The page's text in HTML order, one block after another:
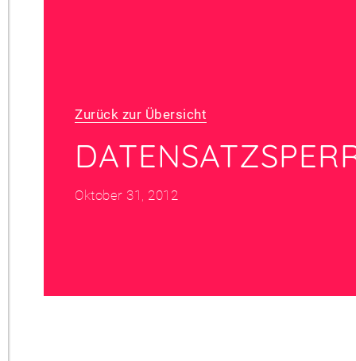
Zurück zur Übersicht
Oktober 31, 2012